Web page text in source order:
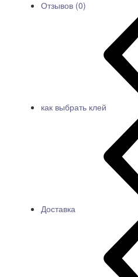
Отзывов (0)
как выбрать клей
Доставка